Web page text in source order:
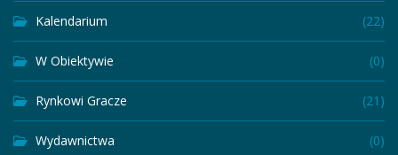
Kalendarium (22)
W Obiektywie (0)
Rynkowi Gracze (21)
Wydawnictwa (0)